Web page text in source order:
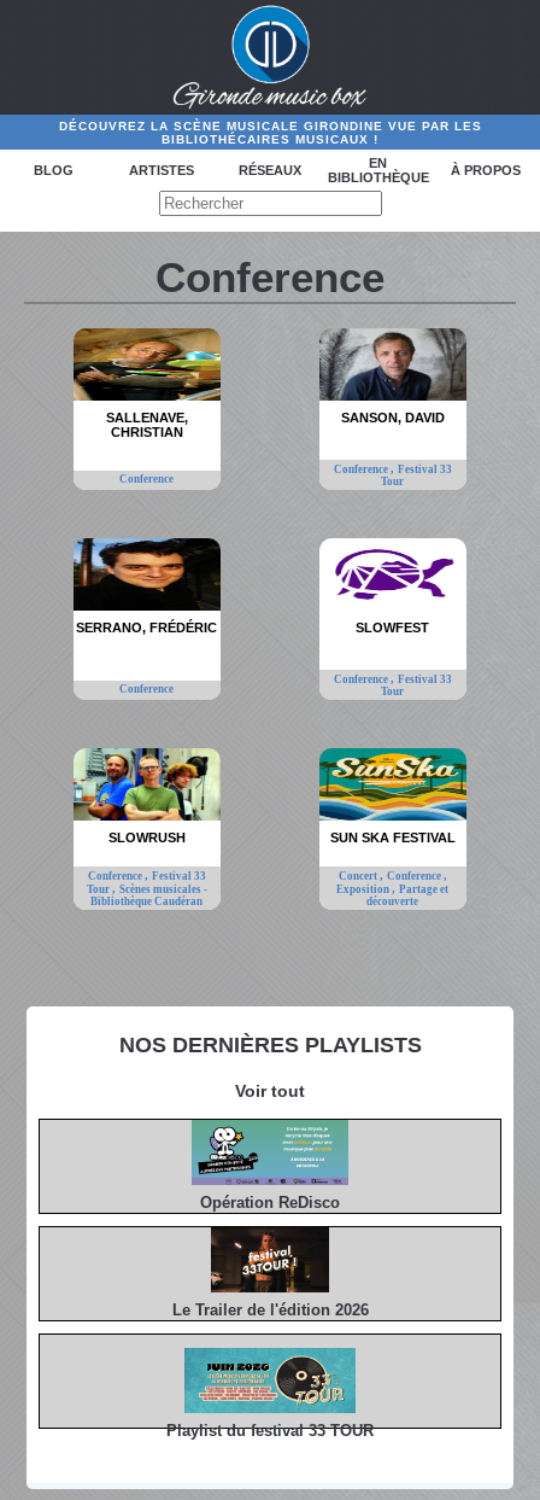
DÉCOUVREZ LA SCÈNE MUSICALE GIRONDINE VUE PAR LES
BIBLIOTHÉCAIRES MUSICAUX !
BLOG ARTISTES RÉSEAUX
EN
BIBLIOTHÈQUE
À PROPOS
NOS DERNIÈRES PLAYLISTS
Voir tout
Opération ReDisco
Le Trailer de l'édition 2026
Playlist du festival 33 TOUR
Conference
SALLENAVE,
CHRISTIAN
Conference
SANSON, DAVID
Conference , Festival 33
Tour
SERRANO, FRÉDÉRIC
Conference
SLOWFEST
Conference , Festival 33
Tour
SLOWRUSH
Conference , Festival 33
Tour , Scènes musicales -
Bibliothèque Caudéran
SUN SKA FESTIVAL
Concert , Conference ,
Exposition,Partage et
découverte